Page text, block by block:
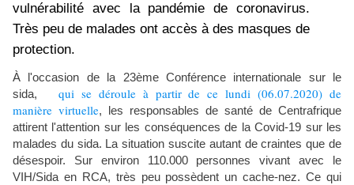
vulnérabilité avec la pandémie de coronavirus.
Très peu de malades ont accès à des masques de
protection.
À l'occasion de la 23ème Conférence internationale sur le
sida,
qui se déroule à partir de ce lundi (06.07.2020) de
manière virtuelle, les responsables de santé de Centrafrique
attirent l'attention sur les conséquences de la Covid-19 sur les
malades du sida. La situation suscite autant de craintes que de
désespoir. Sur environ 110.000 personnes vivant avec le
VIH/Sida en RCA, très peu possèdent un cache-nez. Ce qui